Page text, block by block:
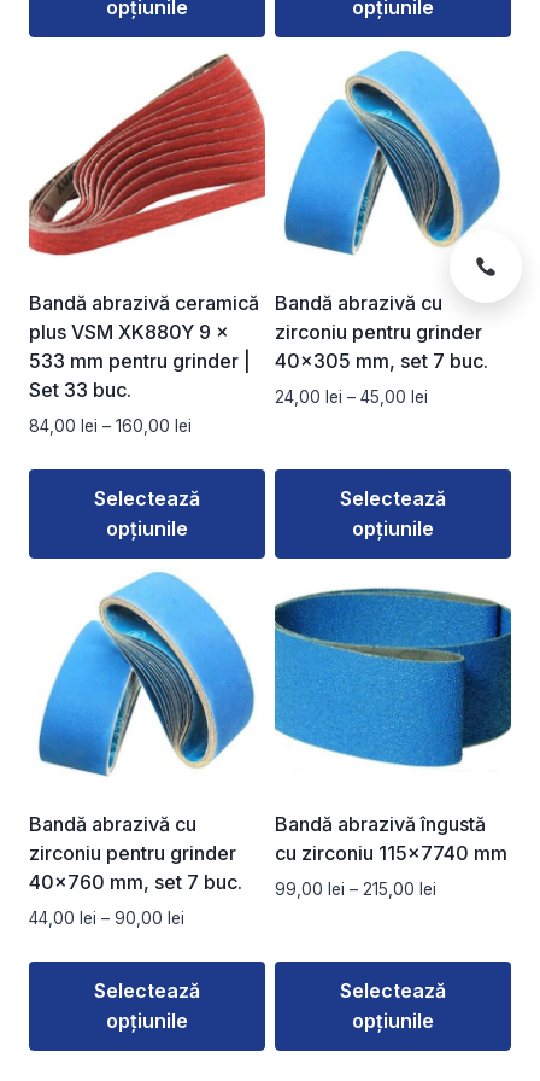
136,00 lei
opțiunile
multe
variații.
Opțiunile
pot
fi
alese
în
pagina
opțiunile
multe
variații.
Opțiunile
fi
alese
în
produsului.
Bandă abrazivă ceramică
plus VSM XK880Y 9 ×
533 mm pentru grinder |
Set 33 buc.
84,00 lei – 160,00 lei
prețuri:
84,00 lei
Selectează
opțiunile
multe
variații.
Opțiunile
fi
alese
în
produsului.
Bandă abrazivă cu
zirconiu pentru grinder
40×305 mm, set 7 buc.
24,00 lei – 45,00 lei
24,00 lei
până
la
Selectează
opțiunile
produs
are
mai
multe
variații.
Opțiunile
fi
alese
pagina
Bandă abrazivă cu
zirconiu pentru grinder
40×760 mm, set 7 buc.
44,00 lei – 90,00 lei
prețuri:
44,00 lei
până
Selectează
opțiunile
Bandă abrazivă îngustă
cu zirconiu 115×7740 mm
99,00 lei – 215,00 lei
99,00 lei
până
Selectează
opțiunile